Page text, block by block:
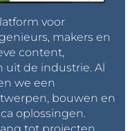
voor
makers en
content,
uit de industrie. Al
we een
bouwen en
oplossingen.